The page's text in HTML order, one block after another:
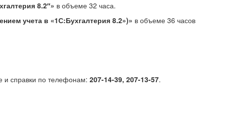
8.2″» в объеме 32 часа.
учета в «1С:Бухгалтерия 8.2»)» в объеме 36 часов
и справки по телефонам: 207-14-39, 207-13-57.